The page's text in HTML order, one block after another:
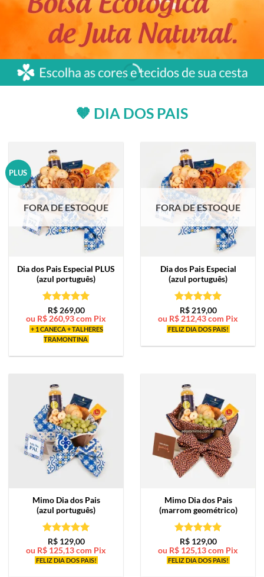
🤎 DIA DOS PAIS
PLUS
FORA DE ESTOQUE
Dia dos Pais Especial PLUS
(azul português)
Avaliação5
de 5
R$269,00
ou R$260,93com Pix
+ 1 CANECA + TALHERES
TRAMONTINA
FORA DE ESTOQUE
Dia dos Pais Especial
(azul português)
Avaliação5
de 5
R$219,00
ou R$212,43com Pix
FELIZ DIA DOS PAIS!
Mimo Dia dos Pais
(azul português)
Avaliação5
de 5
R$129,00
ou R$ 125,13com Pix
FELIZ DIA DOS PAIS!
Mimo Dia dos Pais
(marrom geométrico)
Avaliação5
de 5
R$129,00
ou R$ 125,13com Pix
FELIZ DIA DOS PAIS!